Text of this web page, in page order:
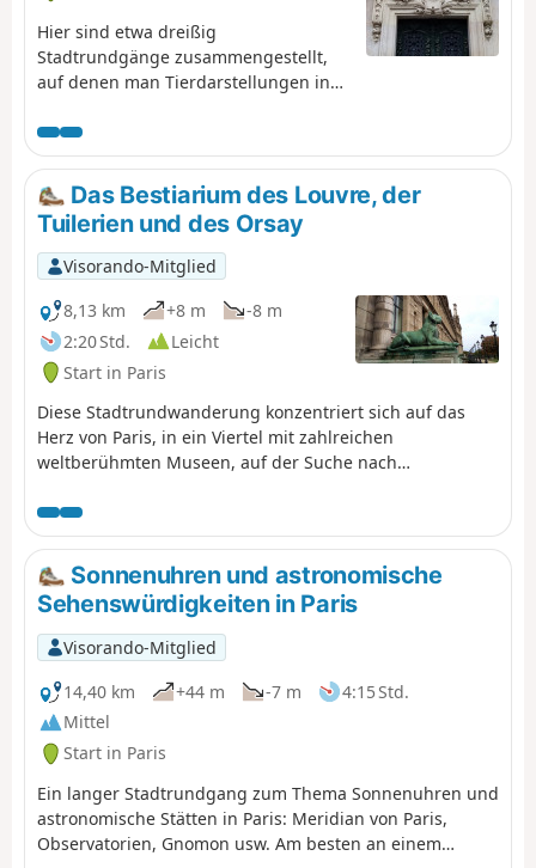
Grünflächen. Dabei handelt es sich vor
allem um stark frequentierte
Nachbarschaftsgärten, die eine wichtige
spiegelt ein altes Stadtgefüge wider, das
der Schaffung großer Naturflächen wenig
förderlich ist.
Hier sind etwa dreißig
Stadtrundgänge zusammengestellt,
auf denen man Tierdarstellungen in
Skulpturen, Gebäudeverzierungen,
Wandmalereien usw.
Das Bestiarium des Louvre, der
Tuilerien und des Orsay
Visorando-Mitglied
8,13 km
+8 m
-8 m
2:20 Std.
Leicht
Start in Paris
Diese Stadtrundwanderung konzentriert sich auf das
Herz von Paris, in ein Viertel mit zahlreichen
weltberühmten Museen, auf der Suche nach
besonders zahlreich und vermitteln ein
widersprüchliches Bild der Tierwelt, zweifellos das ihrer
Zeit. Sonnenuhren und astronomische
Sehenswürdigkeiten in Paris
Visorando-Mitglied
14,40 km
+44 m -7 m
4:15 Std.
Mittel
Start in Paris
Ein langer Stadtrundgang zum Thema Sonnenuhren und
astronomische Stätten in Paris: Meridian von Paris,
Observatorien, Gnomon usw. Am besten an einem